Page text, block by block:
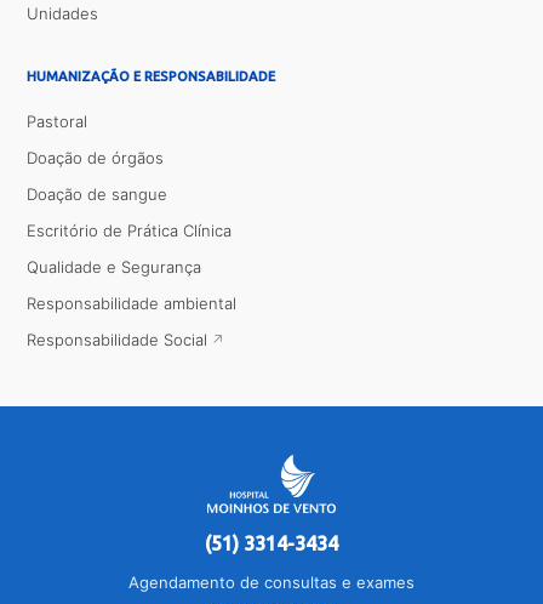
Unidades
HUMANIZAÇÃO E RESPONSABILIDADE
Pastoral
Doação de órgãos
Doação de sangue
Escritório de Prática Clínica
Qualidade e Segurança
Responsabilidade ambiental
Responsabilidade Social
(51) 3314-3434
Agendamento de consultas e exames